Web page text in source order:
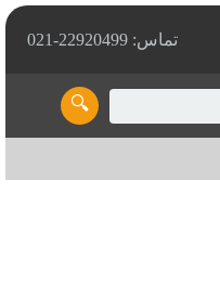
تماس: 22920499-021
🔍